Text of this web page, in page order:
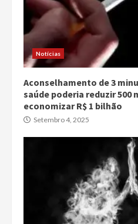
Notícias
Aconselhamento de 3
saúde poderia reduzir 500
economizar R$ 1 bilhão
Setembro 4, 2025